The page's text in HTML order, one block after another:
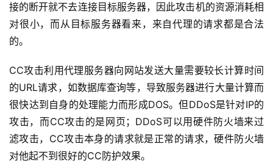
接的断开就不去连接目标服务器，因此攻击机的资源消耗相
对很小，而从目标服务器看来，来自代理的请求都是合法
的。
CC攻击利用代理服务器向网站发送大量需要较长计算时间
的URL请求，如数据库查询等，导致服务器进行大量计算而
很快达到自身的处理能力而形成DOS。但DDoS是针对IP的
攻击，而CC攻击的是网页；DDoS可以用硬件防火墙来过
滤攻击，CC攻击本身的请求就是正常的请求，硬件防火墙
对他起不到很好的CC防护效果。